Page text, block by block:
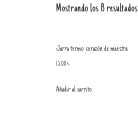
Mostrando los 8 resultados
Jarra termo corazón de maestra
15.00€
Añadir al carrito